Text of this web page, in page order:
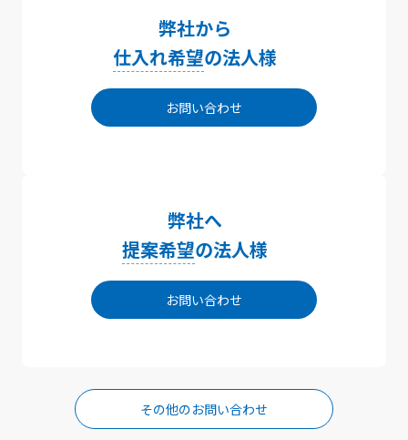
弊社から
仕入れ希望の法人様
お問い合わせ
弊社へ
提案希望の法人様
お問い合わせ
その他のお問い合わせ